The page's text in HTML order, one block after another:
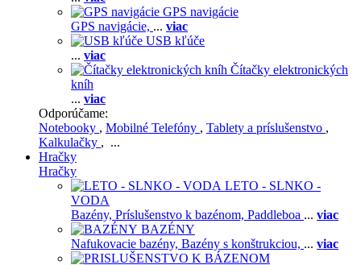
GPS navigácie
GPS navigácie, ... viac
USB kľúče
... viac
Čítačky elektronických
kníh
... viac
Odporúčame:
Notebooky , Mobilné Telefóny , Tablety a príslušenstvo ,
Kalkulačky , ...
Hračky
Hračky
LETO - SLNKO -
VODA
Bazény, Príslušenstvo k bazénom, Paddleboa ... viac
BAZÉNY
Nafukovacie bazény, Bazény s konštrukciou, ... viac